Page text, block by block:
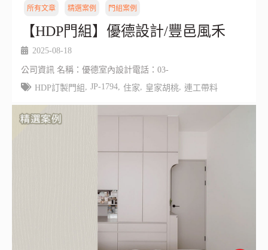
所有文章 精選案例 門組案例
【HDP門組】優德設計/豐邑風禾
2025-08-18
公司資訊 名稱：優德室內設計電話：03-
HDP訂製門組 , JP-1794, 住家, 皇家胡桃, 連工帶料